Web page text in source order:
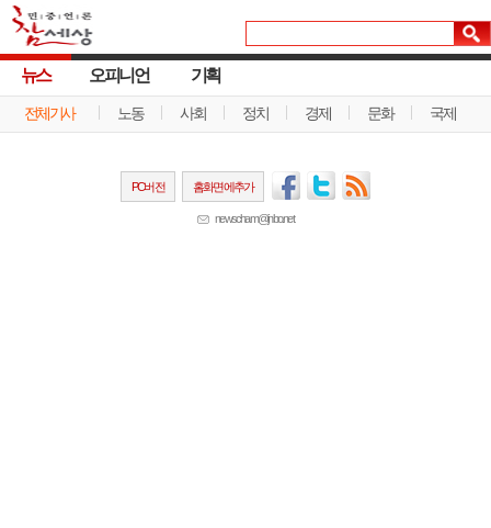
뉴스
전체기사 노동 사회 정치 경제 문화 국제
오피니언 기획
PC버전 홈화면에추가
newscham@jinbo.net